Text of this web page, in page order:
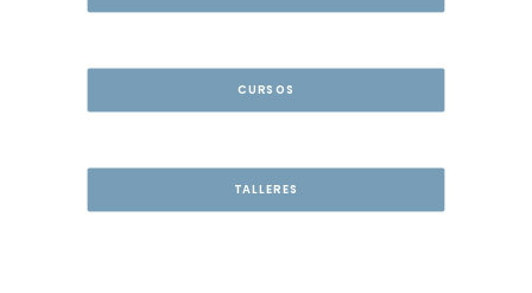
CURSOS
TALLERES